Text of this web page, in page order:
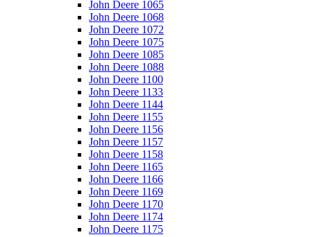
John Deere 1065
John Deere 1068
John Deere 1072
John Deere 1075
John Deere 1085
John Deere 1088
John Deere 1100
John Deere 1133
John Deere 1144
John Deere 1155
John Deere 1156
John Deere 1157
John Deere 1158
John Deere 1165
John Deere 1166
John Deere 1169
John Deere 1170
John Deere 1174
John Deere 1175